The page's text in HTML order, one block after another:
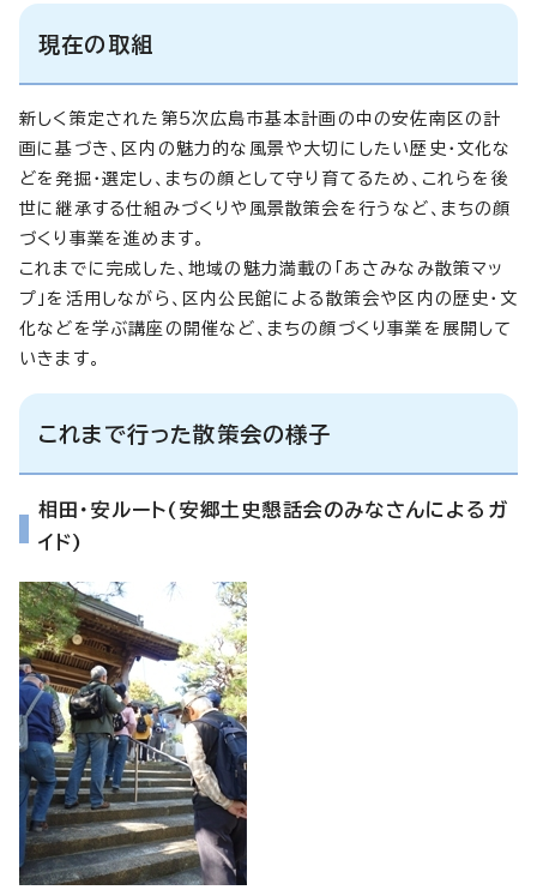
現在の取組
新しく策定された第5次広島市基本計画の中の安佐南区の計
画に基づき、区内の魅力的な風景や大切にしたい歴史・文化な
どを発掘・選定し、まちの顔として守り育てるため、これらを後
世に継承する仕組みづくりや風景散策会を行うなど、まちの顔
づくり事業を進めます。
これまでに完成した、地域の魅力満載の「あさみなみ散策マッ
プ」を活用しながら、区内公民館による散策会や区内の歴史・文
化などを学ぶ講座の開催など、まちの顔づくり事業を展開して
いきます。
これまで行った散策会の様子
相田・安ルート(安郷土史懇話会のみなさんによるガ
イド)